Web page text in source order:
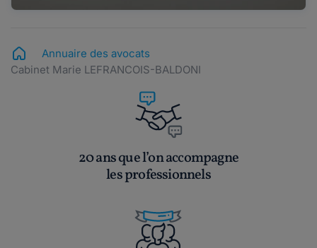
Annuaire des avocats
Cabinet Marie LEFRANCOIS-BALDONI
20 ans que l’on accompagne
les professionnels